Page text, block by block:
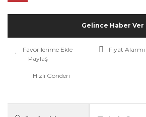
Gelince Haber Ver
Fiyat Alarmı
Paylaş
Hızlı Gönderi